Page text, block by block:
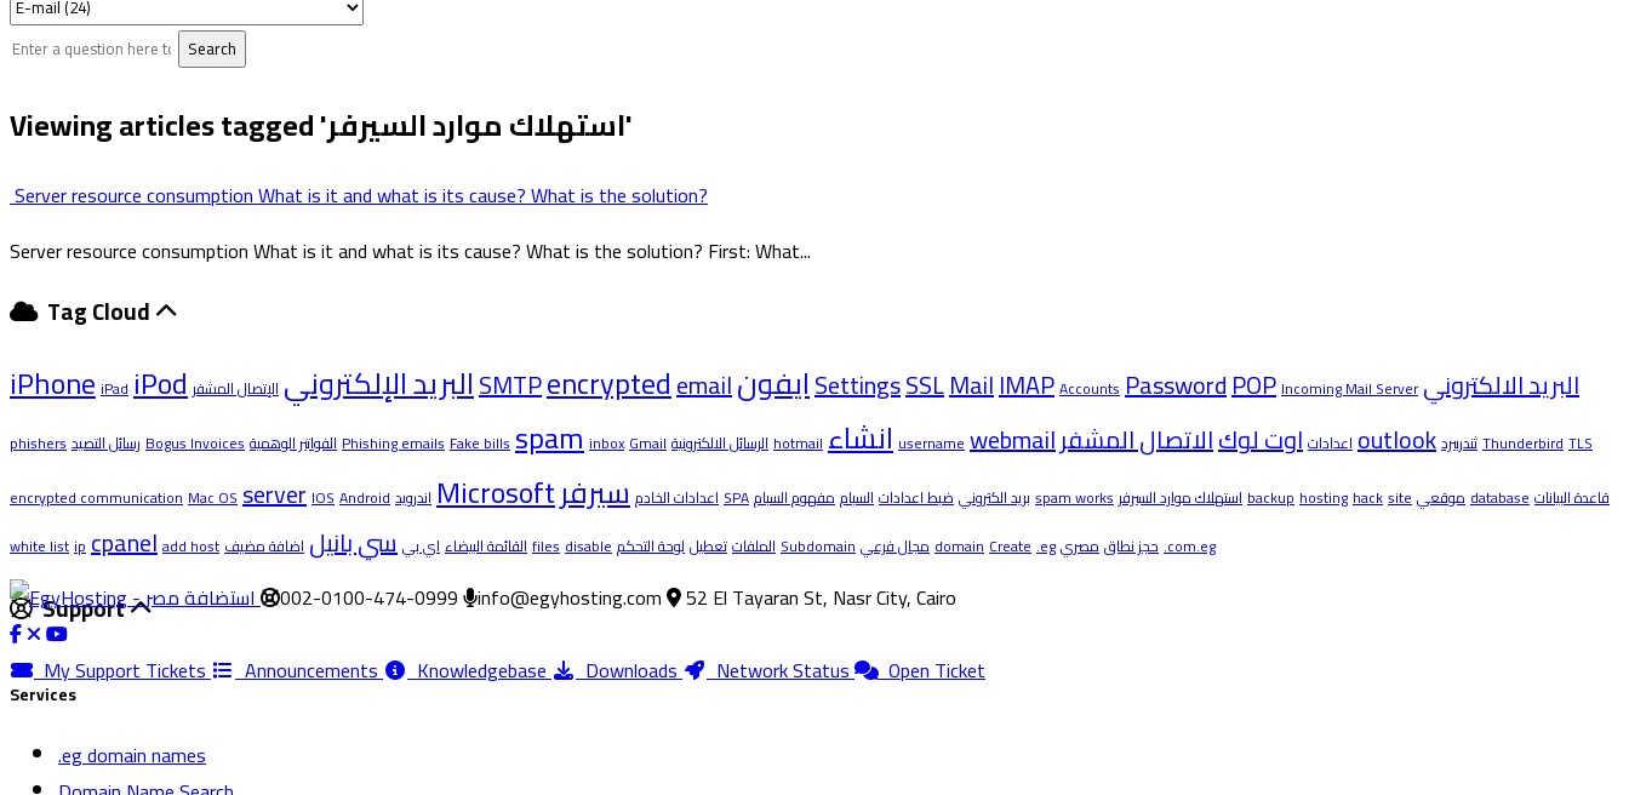
Viewing articles tagged 'استهلاك موارد السيرفر'
Server resource consumption What is it and what is its cause? What is the solution?
Server resource consumption What is it and what is its cause? What is the solution? First: What...
Tag Cloud
iPhoneiPadiPod البريد الإلكتروني الإتصال المشفر SMTPencryptedemailايفونSettingsSSLMailIMAPAccountsPasswordPOPIncoming Mail Server البريد الالكتروني
phishersرسائل التصيد Bogus Invoicesالفواتير الوهميةPhishing emailsFake billsspaminboxGmailالرسائل الالكترونيةhotmailانشاءusernamewebmail اعداداتاوت لوكالاتصال المشفر outlookثندربيردThunderbirdTLS
encrypted communicationMac OSserverIOSAndroidاندرويدMicrosoft اعدادات الخادمسيرفر SPA بريد الكترونيضبط اعداداتالسباممفهوم السبام spam worksاستهلاك موارد السيرفرbackuphostinghacksiteموقعيdatabaseقاعدة البيانات
white listipcpaneladd host القائمة البيضاءاي بيسي بانيل اضافة مضيف filesdisable الملفاتتعطيللوحة التحكم Subdomainمجال فرعيdomainCreate.eg حجز نطاقمصري .com.eg
Support
My Support Tickets Announcements Knowledgebase Downloads Network Status Open Ticket
002-0100-474-0999 info@egyhosting.com 52 El Tayaran St, Nasr City, Cairo
Services
.eg domain names